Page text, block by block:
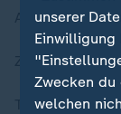
Aktuelle
ZDFheute
Themen im
unserer
Zwecken
welchen